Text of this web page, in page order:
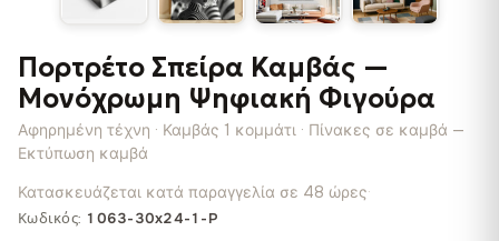
Πορτρέτο Σπείρα Καμβάς —
Μονόχρωμη Ψηφιακή Φιγούρα
Αφηρημένη τέχνη · Καμβάς 1 κομμάτι · Πίνακες σε καμβά —
Εκτύπωση καμβά
Κατασκευάζεται κατά παραγγελία σε 48 ώρες·
Κωδικός: 1063-30x24-1-P